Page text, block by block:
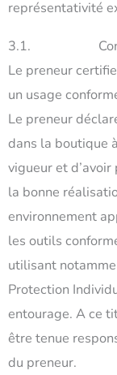
représentativité
3.1.
Le preneur
un usage
Le preneur
dans la boutique
vigueur et
la bonne
environnement
les outils
utilisant
Protection
entourage. A ce
être tenue
du preneur.